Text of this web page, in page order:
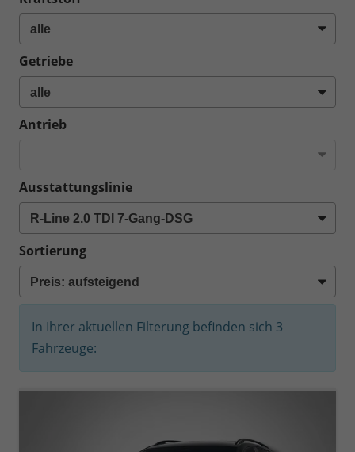
Getriebe
Antrieb
Ausstattungslinie
Sortierung
In Ihrer aktuellen Filterung befinden sich 3
Fahrzeuge: